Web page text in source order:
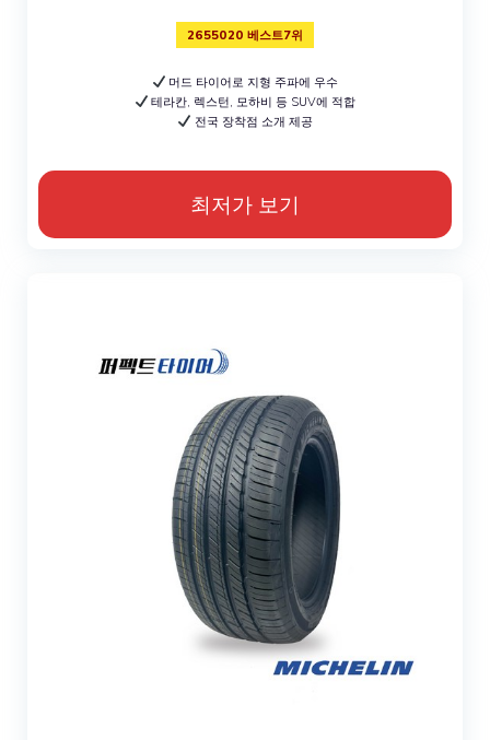
2655020 베스트7위
머드 타이어로 지형 주파에 우수
테라칸, 렉스턴, 모하비 등 SUV에 적합
전국 장착점 소개 제공
최저가 보기